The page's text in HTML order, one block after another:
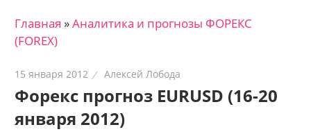
трейдеров
на
рынках:
стратегии,
сигналы,
Главная »Аналитика и прогнозы ФОРЕКС
(FOREX)
15 января 2012 Алексей Лобода
Форекс прогноз EURUSD (16-20
января 2012)